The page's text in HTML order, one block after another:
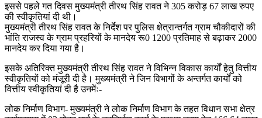
इससे पहले गत दिवस मुख्यमंत्री तीरथ सिंह रावत ने 305 करोड़ 67 लाख रुपए
की स्वीकृतियां दी थी।
मुख्यमंत्री तीरथ सिंह रावत के निर्देश पर पुलिस क्षेत्रान्तर्गत ग्राम चौकीदारों की
भांति राजस्व के ग्राम प्रहरियों के मानदेय रू0 1200 प्रतिमाह से बढ़ाकर 2000
मानदेय कर दिया गया है।
इसके अतिरिक्त मुख्यमंत्री तीरथ सिंह रावत ने विभिन्न विकास कार्यों हेतु वित्तीय
स्वीकृतियों को मंजूरी दी है। मुख्यमंत्री ने जिन विभागों के अन्तर्गत कार्यों को
वित्तीय स्वीकृतियां दी है उनमेंः-
लोक निर्माण विभाग- मुख्यमंत्री ने लोक निर्माण विभाग के तहत विधान सभा क्षेत्र